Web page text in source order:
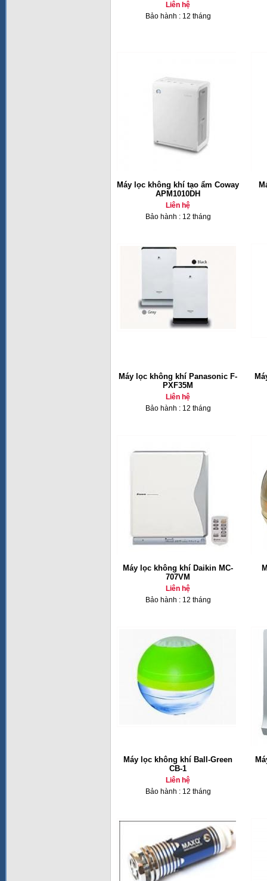
Liên hệ
Bảo hành : 12 tháng
Máy lọc không khí tạo ẩm Coway
APM1010DH
Liên hệ
Bảo hành : 12 tháng
Máy lọc không khí Panasonic F-
PXF35M
Liên hệ
Bảo hành : 12 tháng
Máy lọc không khí Daikin MC-
707VM
Liên hệ
Bảo hành : 12 tháng
Máy lọc không khí Ball-Green
CB-1
Liên hệ
Bảo hành : 12 tháng